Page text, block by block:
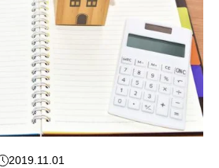
2019.11.01